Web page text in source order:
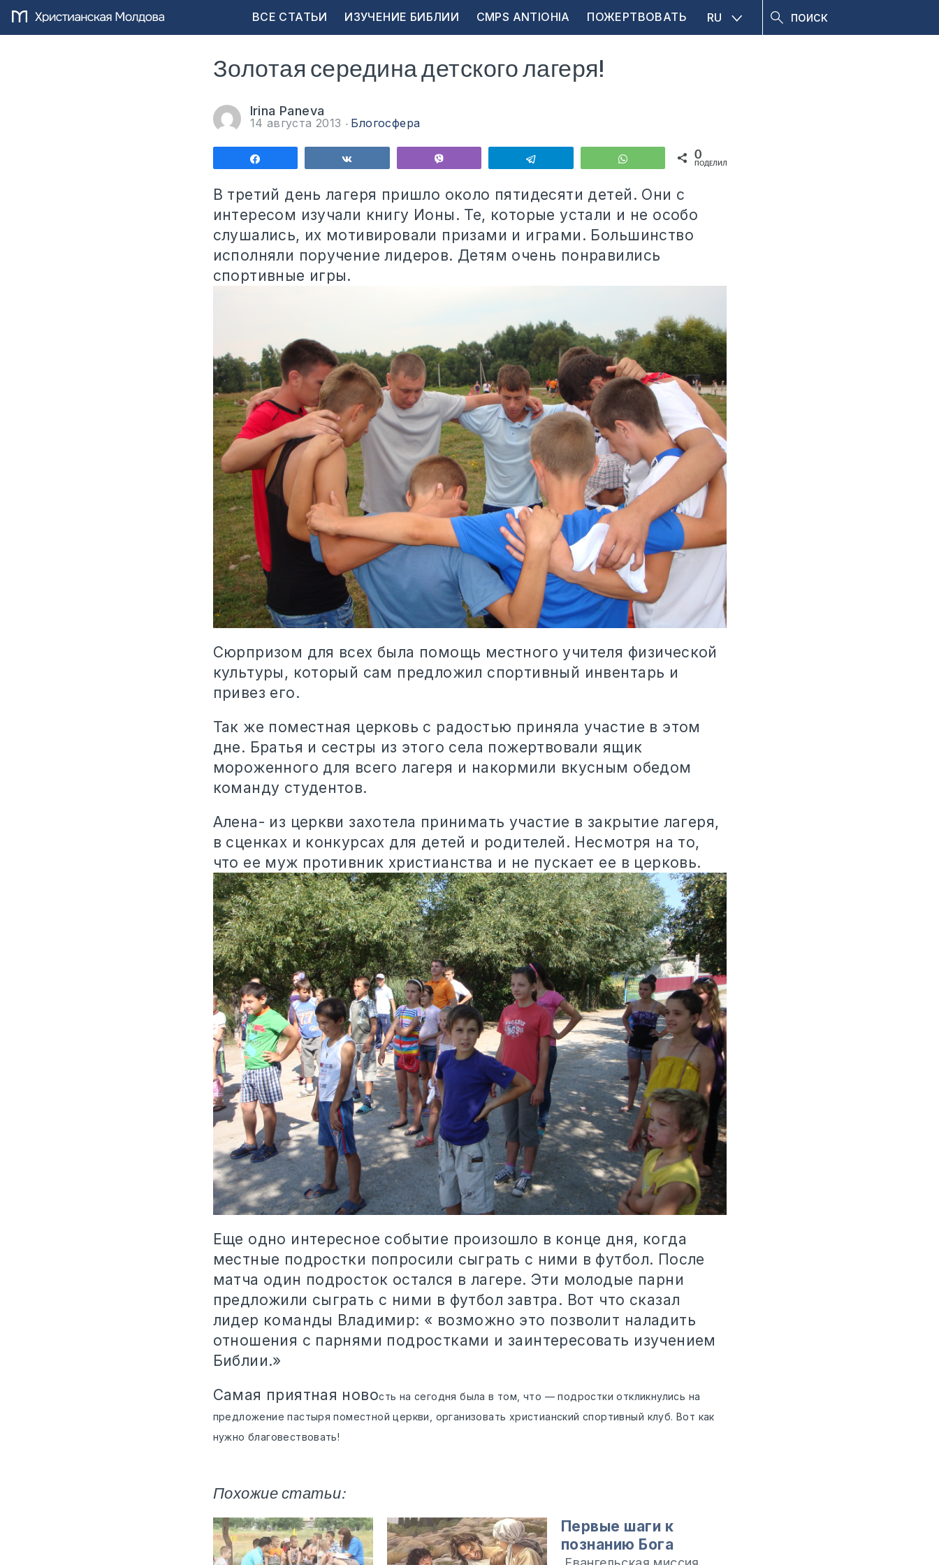
ВСЕ СТАТЬИ ИЗУЧЕНИЕ БИБЛИИ CMPS ANTIOHIA ПОЖЕРТВОВАТЬ RU
Золотая середина детского лагеря!
Irina Paneva
14 августа 2013 Блогосфера
WhatsApp 0
ПОДЕЛИЛИСЬ
В третий день лагеря пришло около пятидесяти детей. Они с
интересом изучали книгу Ионы. Те, которые устали и не особо
слушались, их мотивировали призами и играми. Большинство
исполняли поручение лидеров. Детям очень понравились
спортивные игры.
Сюрпризом для всех была помощь местного учителя физической
культуры, который сам предложил спортивный инвентарь и
привез его.
Так же поместная церковь с радостью приняла участие в этом
дне. Братья и сестры из этого села пожертвовали ящик
мороженного для всего лагеря и накормили вкусным обедом
команду студентов.
Алена- из церкви захотела принимать участие в закрытие лагеря,
в сценках и конкурсах для детей и родителей. Несмотря на то,
что ее муж противник христианства и не пускает ее в церковь.
Еще одно интересное событие произошло в конце дня, когда
местные подростки попросили сыграть с ними в футбол. После
матча один подросток остался в лагере. Эти молодые парни
предложили сыграть с ними в футбол завтра. Вот что сказал
лидер команды Владимир: « возможно это позволит наладить
отношения с парнями подростками и заинтересовать изучением
Библии.»
Самая приятная новость на сегодня была в том, что — подростки откликнулись на
предложение пастыря поместной церкви, организовать христианский спортивный клуб. Вот как
нужно благовествовать!
Похожие статьи:
Первые шаги к
познанию Бога